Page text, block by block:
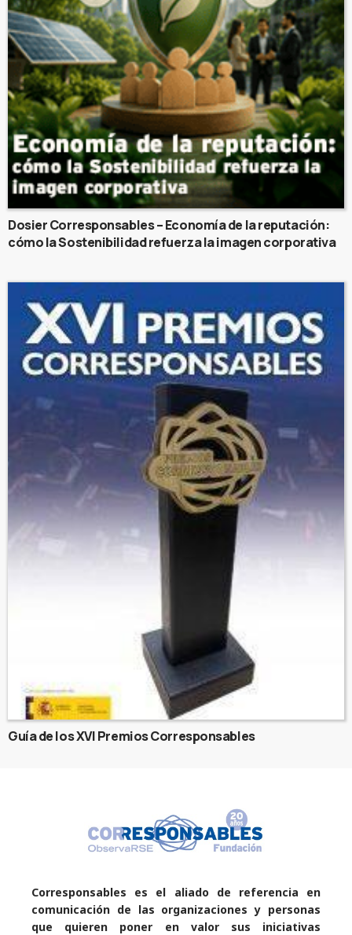
Dosier Corresponsables – Economía de la reputación:
cómo la Sostenibilidad refuerza la imagen corporativa
Guía de los XVI Premios Corresponsables
Corresponsables es el aliado de referencia en
comunicación de las organizaciones y personas
que quieren poner en valor sus iniciativas